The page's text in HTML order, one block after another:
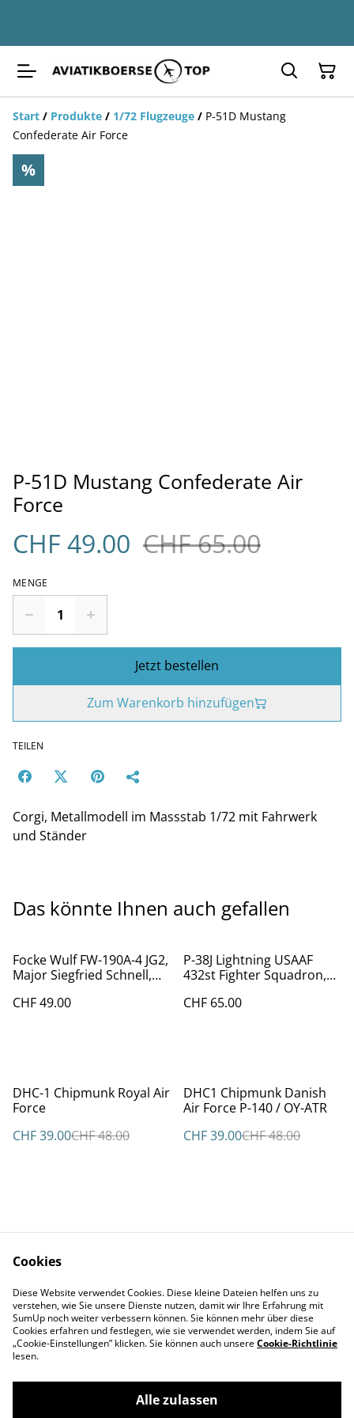
Start / Produkte / 1/72 Flugzeuge / P-51D Mustang
Confederate Air Force
%
P-51D Mustang Confederate Air
Force
CHF 49.00 CHF 65.00
MENGE
Jetzt bestellen
Zum Warenkorb hinzufügen
TEILEN
Corgi, Metallmodell im Massstab 1/72 mit Fahrwerk
und Ständer
Das könnte Ihnen auch gefallen
Focke Wulf FW-190A-4 JG2,
Major Siegfried Schnell,
CHF 49.00
P-38J Lightning USAAF
432st Fighter Squadron,
CHF 65.00
%
DHC-1 Chipmunk Royal Air
Force
CHF 39.00CHF 48.00
%
DHC1 Chipmunk Danish
Air Force P-140 / OY-ATR
CHF 39.00CHF 48.00
Datenschutz
Cookie Policy
Impressum
Cookies
Diese Website verwendet Cookies. Diese kleine Dateien helfen uns zu
verstehen, wie Sie unsere Dienste nutzen, damit wir Ihre Erfahrung mit
SumUp noch weiter verbessern können. Sie können mehr über diese
Cookies erfahren und festlegen, wie sie verwendet werden, indem Sie auf
„Cookie-Einstellungen” klicken. Sie können auch unsereCookie-Richtlinie
lesen.
Alle zulassen